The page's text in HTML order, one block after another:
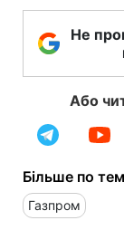
Не
Або
Більше по
Газпром